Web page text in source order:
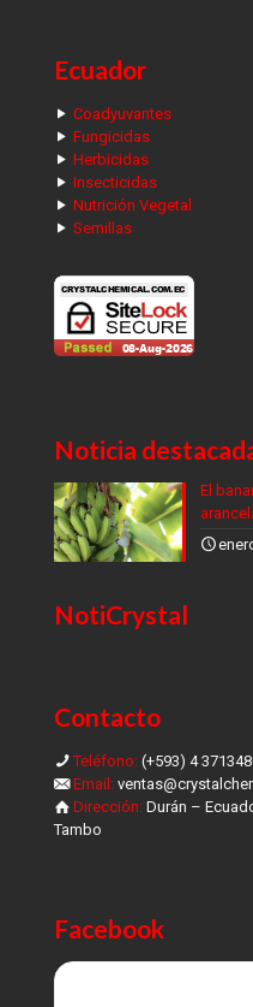
Ecuador
Coadyuvantes
Fungicidas
Herbicidas
Insecticidas
Nutrición Vegetal
Semillas
Noticia
El
NotiCrystal
Contacto
Teléfono: (+593) 4
Email:
Dirección: Durán –
Tambo
Facebook